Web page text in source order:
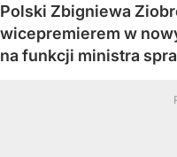
Polski Zbigniewa
wicepremierem w
na funkcji ministra